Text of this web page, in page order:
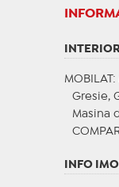
INTERIOR
MOBILAT :
Gresie,
Masina
INFO